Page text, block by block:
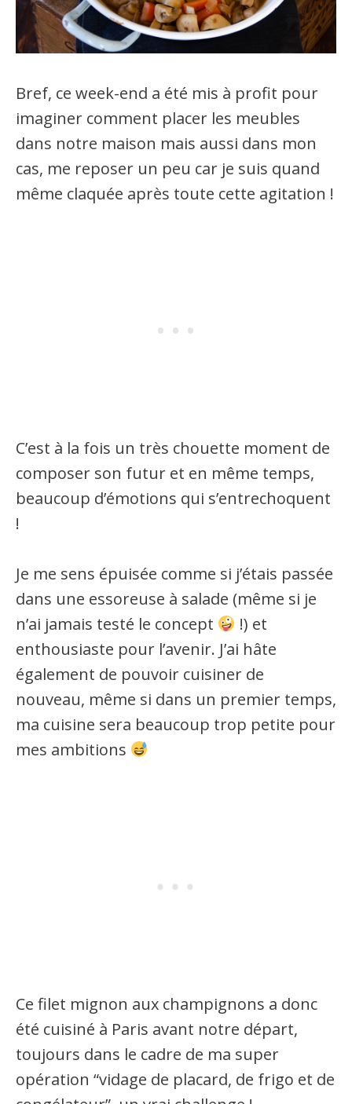
Bref, ce week-end a été mis à profit pour
imaginer comment placer les meubles
dans notre maison mais aussi dans mon
cas, me reposer un peu car je suis quand
même claquée après toute cette agitation !
C’est à la fois un très chouette moment de
composer son futur et en même temps,
beaucoup d’émotions qui s’entrechoquent
!
Je me sens épuisée comme si j’étais passée
dans une essoreuse à salade (même si je
n’ai jamais testé le concept
!) et
enthousiaste pour l’avenir. J’ai hâte
également de pouvoir cuisiner de
nouveau, même si dans un premier temps,
ma cuisine sera beaucoup trop petite pour
mes ambitions
Ce filet mignon aux champignons a donc
été cuisiné à Paris avant notre départ,
toujours dans le cadre de ma super
opération “vidage de placard, de frigo et de